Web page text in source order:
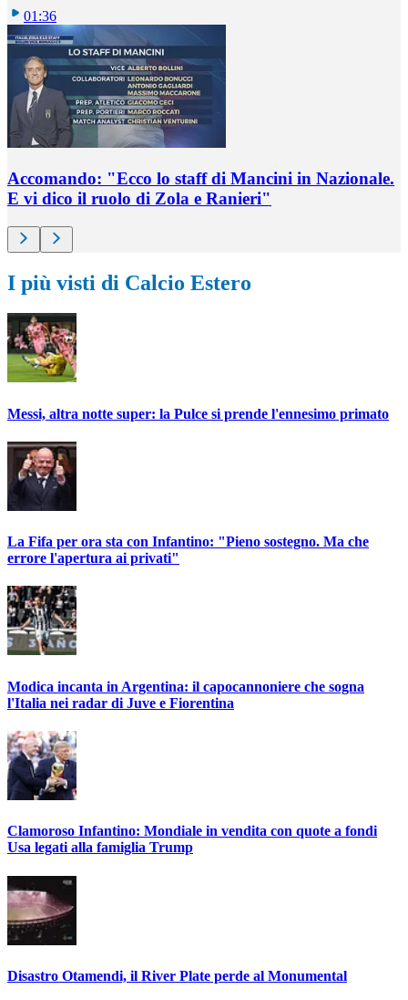
01:36
Accomando: "Ecco lo staff di Mancini in Nazionale.
E vi dico il ruolo di Zola e Ranieri"
I più visti di Calcio Estero
Messi, altra notte super: la Pulce si prende l'ennesimo primato
La Fifa per ora sta con Infantino: "Pieno sostegno. Ma che
errore l'apertura ai privati"
Modica incanta in Argentina: il capocannoniere che sogna
l'Italia nei radar di Juve e Fiorentina
Clamoroso Infantino: Mondiale in vendita con quote a fondi
Usa legati alla famiglia Trump
Disastro Otamendi, il River Plate perde al Monumental